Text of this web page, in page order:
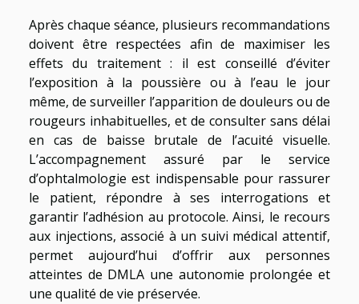
Après chaque séance, plusieurs recommandations
doivent être respectées afin de maximiser les
effets du traitement : il est conseillé d’éviter
l’exposition à la poussière ou à l’eau le jour
même, de surveiller l’apparition de douleurs ou de
rougeurs inhabituelles, et de consulter sans délai
en cas de baisse brutale de l’acuité visuelle.
L’accompagnement assuré par le service
d’ophtalmologie est indispensable pour rassurer
le patient, répondre à ses interrogations et
garantir l’adhésion au protocole. Ainsi, le recours
aux injections, associé à un suivi médical attentif,
permet aujourd’hui d’offrir aux personnes
atteintes de DMLA une autonomie prolongée et
une qualité de vie préservée.